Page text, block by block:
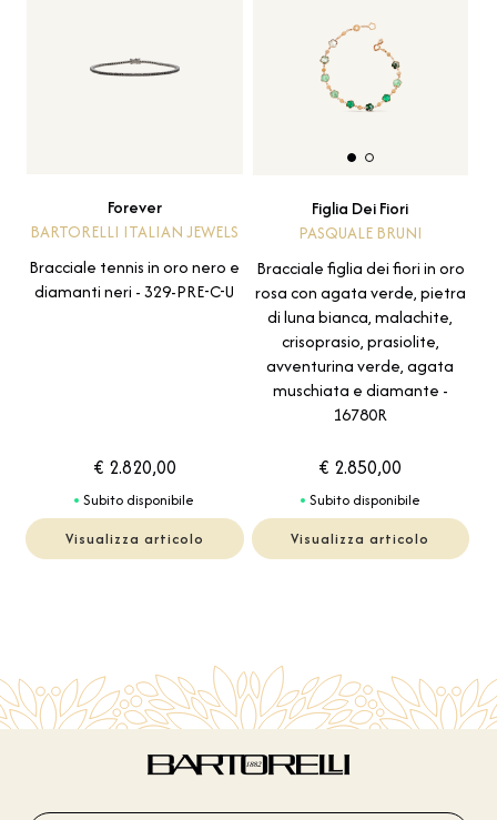
Forever
BARTORELLI ITALIAN JEWELS
Bracciale tennis in oro nero e
diamanti neri - 329-PRE-C-U
€ 2.820,00
Subito disponibile
Visualizza articolo
Figlia Dei Fiori
PASQUALE BRUNI
Bracciale figlia dei fiori in oro
rosa con agata verde, pietra
di luna bianca, malachite,
crisoprasio, prasiolite,
avventurina verde, agata
muschiata e diamante -
16780R
€ 2.850,00
Subito disponibile
Visualizza articolo